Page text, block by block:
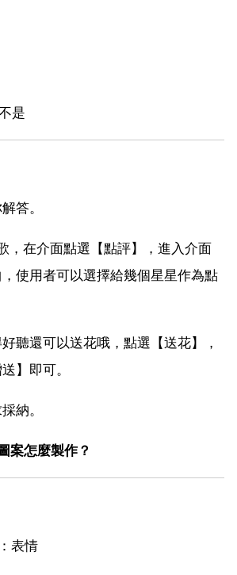
是
答。
，在介面點選【點評】，進入介面
使用者可以選擇給幾個星星作為點
聽還可以送花哦，點選【送花】，
】即可。
納。
案怎麼製作？
表情